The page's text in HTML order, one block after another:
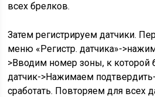
всех брелков.
Затем регистрируем датчики.
меню «Регистр. датчика»-
>Вводим номер зоны, к которой
датчик->Нажимаем
сработать. Повторяем для всех